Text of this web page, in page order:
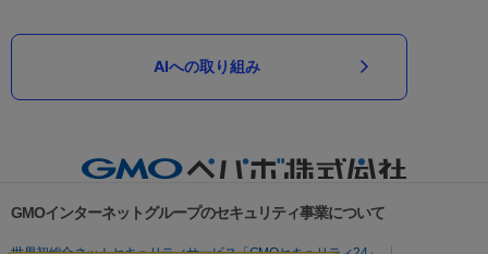
AIへの取り組み
GMOインターネットグループのセキュリティ事業について